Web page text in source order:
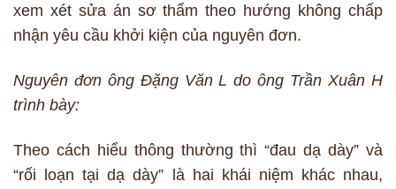
xem xét sửa án sơ thẩm theo hướng không chấp
nhận yêu cầu khởi kiện của nguyên đơn.
Nguyên đơn ông Đặng Văn L do ông Trần Xuân H
trình bày:
Theo cách hiểu thông thường thì “đau dạ dày” và
“rối loạn tại dạ dày” là hai khái niệm khác nhau,